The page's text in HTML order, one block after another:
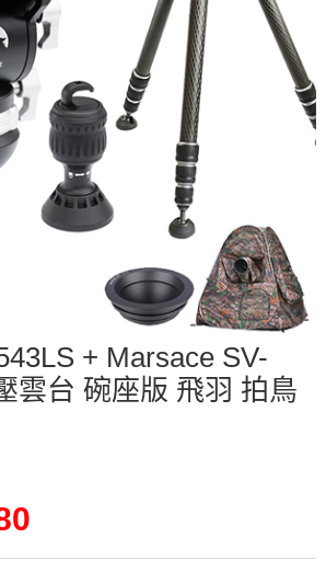
+ Marsace SV-
雲台 碗座版 飛羽 拍鳥